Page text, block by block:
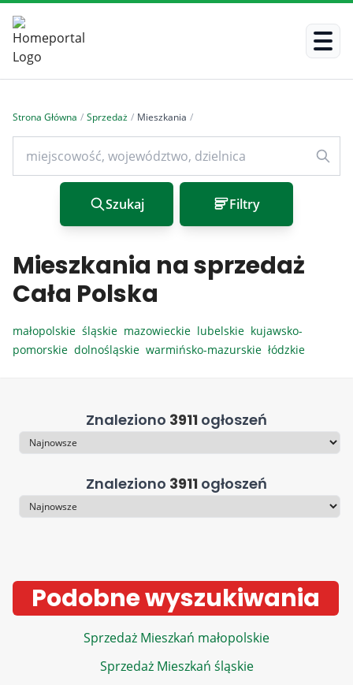
Strona Główna / Sprzedaż / Mieszkania /
Szukaj Filtry
Mieszkania na sprzedaż
Cała Polska
małopolskie śląskie mazowieckie lubelskie kujawsko-
pomorskie dolnośląskie warmińsko-mazurskie łódzkie
Znaleziono 3911 ogłoszeń
Sortowanie
Znaleziono 3911 ogłoszeń
Sortowanie
Podobne wyszukiwania
Sprzedaż Mieszkań małopolskie
Sprzedaż Mieszkań śląskie